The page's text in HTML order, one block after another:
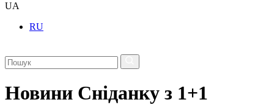
UA
RU
Новини Сніданку з 1+1